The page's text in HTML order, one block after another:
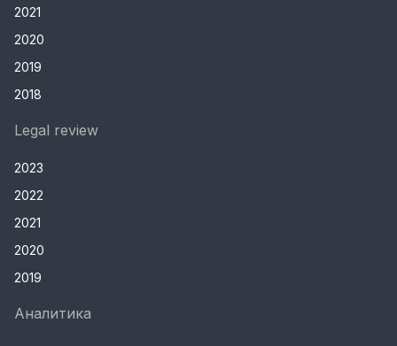
2021
2020
2019
2018
Legal review
2023
2022
2021
2020
2019
Аналитика